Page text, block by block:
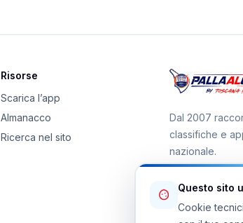
Risorse
Scarica l’app
Almanacco
Ricerca nel sito
Dal 2007
classifiche e
nazionale.
Canale
Questo sito
Cookie